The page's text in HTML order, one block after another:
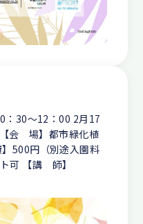
30～12：00 2月17
会 場】都市緑化植
500円（別途入園料
可 【講 師】